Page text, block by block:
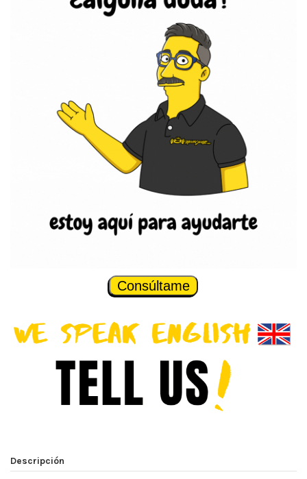
Consúltame
Descripción